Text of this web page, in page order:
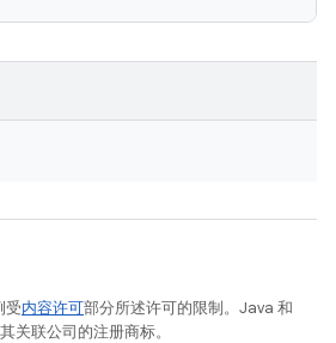
受内容许可部分所述许可的限制。Java 和
关联公司的注册商标。